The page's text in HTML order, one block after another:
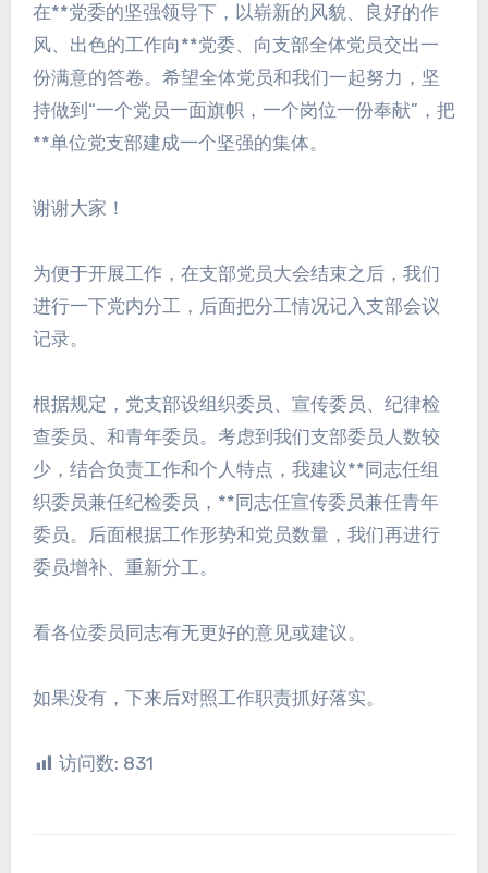
在**党委的坚强领导下，以崭新的风貌、良好的作
风、出色的工作向**党委、向支部全体党员交出一
份满意的答卷。希望全体党员和我们一起努力，坚
持做到“一个党员一面旗帜，一个岗位一份奉献”，把
**单位党支部建成一个坚强的集体。
谢谢大家！
为便于开展工作，在支部党员大会结束之后，我们
进行一下党内分工，后面把分工情况记入支部会议
记录。
根据规定，党支部设组织委员、宣传委员、纪律检
查委员、和青年委员。考虑到我们支部委员人数较
少，结合负责工作和个人特点，我建议**同志任组
织委员兼任纪检委员，**同志任宣传委员兼任青年
委员。后面根据工作形势和党员数量，我们再进行
委员增补、重新分工。
看各位委员同志有无更好的意见或建议。
如果没有，下来后对照工作职责抓好落实。
访问数: 831